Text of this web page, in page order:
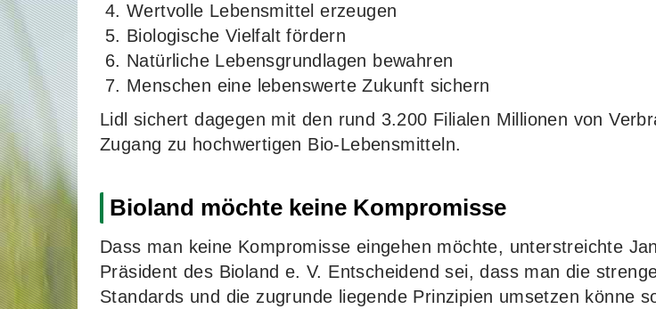
Wertvolle Lebensmittel erzeugen
Biologische Vielfalt fördern
Natürliche Lebensgrundlagen bewahren
Menschen eine lebenswerte Zukunft sichern
Lidl sichert dagegen mit den rund 3.200 Filialen Millionen von
Zugang zu hochwertigen Bio-Lebensmitteln.
Bioland möchte keine Kompromisse
Dass man keine Kompromisse eingehen möchte, unterstreichte
Präsident des Bioland e. V. Entscheidend sei, dass man die
Standards und die zugrunde liegende Prinzipien umsetzen könne